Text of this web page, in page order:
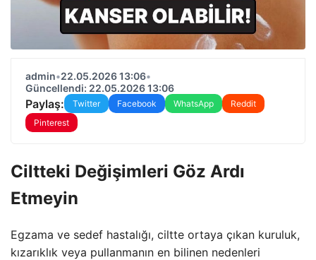
admin•22.05.2026 13:06•
Güncellendi: 22.05.2026 13:06
Paylaş: Twitter Facebook WhatsApp
Reddit
Pinterest
Ciltteki Değişimleri Göz Ardı
Etmeyin
Egzama ve sedef hastalığı, ciltte ortaya çıkan kuruluk,
kızarıklık veya pullanmanın en bilinen nedenleri